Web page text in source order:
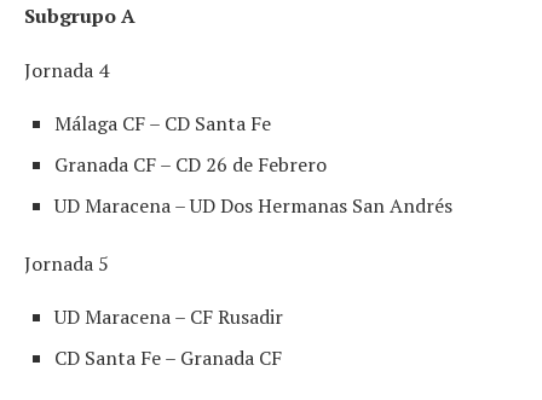
Subgrupo A
Jornada 4
Málaga CF – CD Santa Fe
Granada CF – CD 26 de Febrero
UD Maracena – UD Dos Hermanas San Andrés
Jornada 5
UD Maracena – CF Rusadir
CD Santa Fe – Granada CF